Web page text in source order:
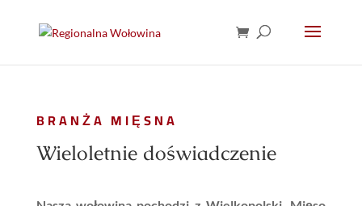
BRANŻA MIĘSNA
Wieloletnie doświadczenie